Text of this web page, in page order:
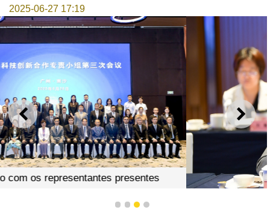
2025-06-27 17:19
ANTERIOR
Discurso proferido, na reunião, pelo director da DSEDT,
1 2 3 4